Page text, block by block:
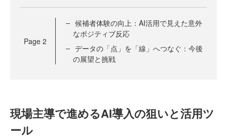
Page 2
候補者体験の向上：AI活用で見えた意外
なポジティブ反応
データの「点」を「線」へつなぐ：今後
の展望と挑戦
現場主導で進めるAI導入の狙いと活用ツ
ール